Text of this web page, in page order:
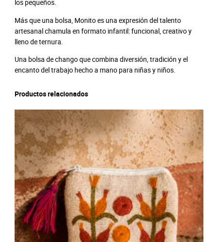
los pequeños.
Más que una bolsa, Monito es una expresión del talento
artesanal chamula en formato infantil: funcional, creativo y
lleno de ternura.
Una bolsa de chango que combina diversión, tradición y el
encanto del trabajo hecho a mano para niñas y niños.
Productos relacionados